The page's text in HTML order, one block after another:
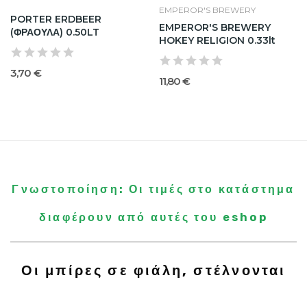
PORTER ERDBEER
(ΦΡΑΟΥΛΑ) 0.50LT
3,70 €
EMPEROR'S BREWERY
EMPEROR'S BREWERY
HOKEY RELIGION 0.33lt
11,80 €
Γνωστοποίηση: Οι τιμές στο κατάστημα
διαφέρουν από αυτές του eshop
Οι μπίρες σε φιάλη, στέλνονται